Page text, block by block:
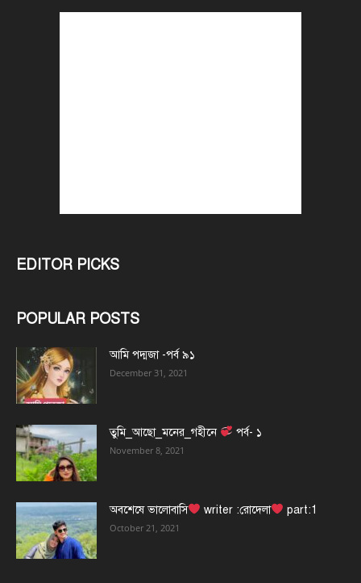
EDITOR PICKS
POPULAR POSTS
আমি পদ্মজা -পর্ব ৯১
December 31, 2021
তুমি_আছো_মনের_গহীনে পর্ব- ১
November 8, 2021
অবশেষে ভালোবাসি writer :রোদেলা part:1
October 21, 2021